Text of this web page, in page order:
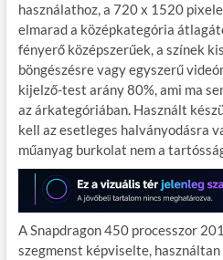
használathoz, a 720 x 1520
elmarad a középkategória
fényerő középszerűek, a színek
böngészésre vagy egyszerű
kijelző-test arány 80%, ami ma
az árkategóriában. Használt
kell az esetleges halványodásra
műanyag burkolat nem a
A Snapdragon 450 processzor
szegmenst képviselte, használtan